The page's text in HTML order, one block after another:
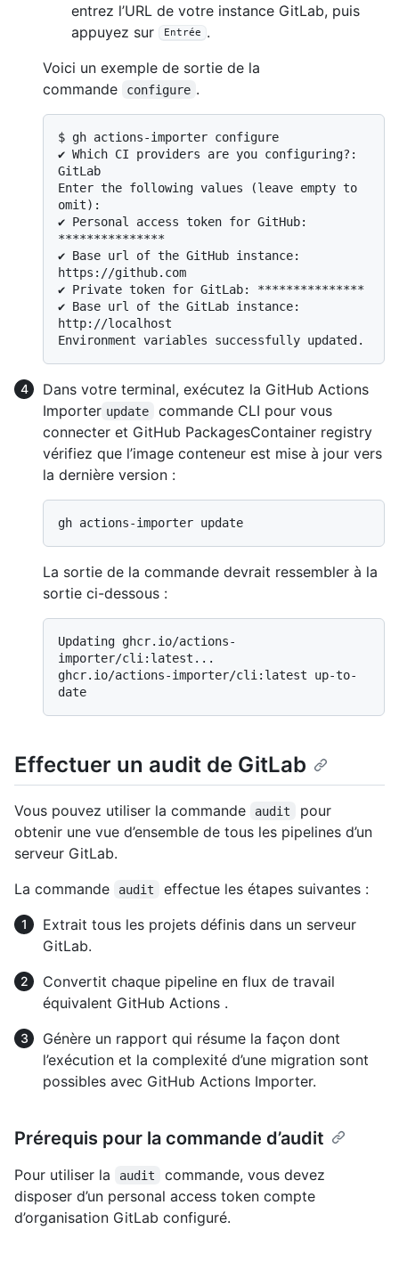
entrez l’URL de votre instance GitLab, puis
appuyez sur
Entrée
.
Voici un exemple de sortie de la
commande
configure .
$ gh actions-importer configure
✔ Which CI providers are you configuring?:
GitLab
Enter the following values (leave empty to
omit):
✔ Personal access token for GitHub:
***************
✔ Base url of the GitHub instance:
https://github.com
✔ Private token for GitLab: ***************
✔ Base url of the GitLab instance:
http://localhost
Dans votre terminal, exécutez la GitHub Actions
Importer update
commande CLI pour vous
connecter et GitHub PackagesContainer registry
vérifiez que l’image conteneur est mise à jour vers
la dernière version :
La sortie de la commande devrait ressembler à la
sortie ci-dessous :
Updating ghcr.io/actions-
importer/cli:latest...
ghcr.io/actions-importer/cli:latest up-to-
Effectuer un audit de GitLab
Vous pouvez utiliser la commande audit
pour
obtenir une vue d’ensemble de tous les pipelines d’un
serveur GitLab.
La commande
audit
effectue les étapes suivantes :
Extrait tous les projets définis dans un serveur
GitLab.
Convertit chaque pipeline en flux de travail
équivalent GitHub Actions .
Génère un rapport qui résume la façon dont
l’exécution et la complexité d’une migration sont
possibles avec GitHub Actions Importer.
Prérequis pour la commande d’audit
Pour utiliser la audit
commande, vous devez
disposer d’un personal access token compte
d’organisation GitLab configuré.